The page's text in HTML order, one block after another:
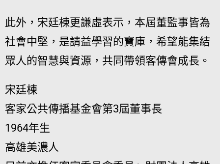
此外，宋廷棟更謙虛表示，本屆董監事皆為
社會中堅，是請益學習的寶庫，希望能集結
眾人的智慧與資源，共同帶領客傳會成長。
宋廷棟
客家公共傳播基金會第3屆董事長
1964年生
高雄美濃人